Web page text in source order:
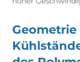
Geometrie